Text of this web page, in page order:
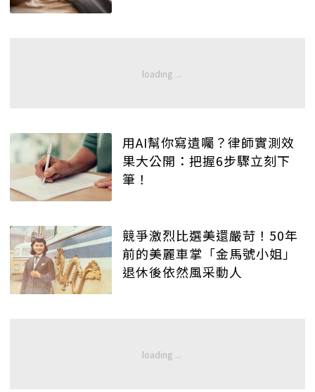
用AI幫你寫遺囑？律師實測效
果大公開：把握6步驟立刻下
筆！
競爭激烈比選美還嚴苛！50年
前的美麗車掌「金馬號小姐」
退休後依然風采動人